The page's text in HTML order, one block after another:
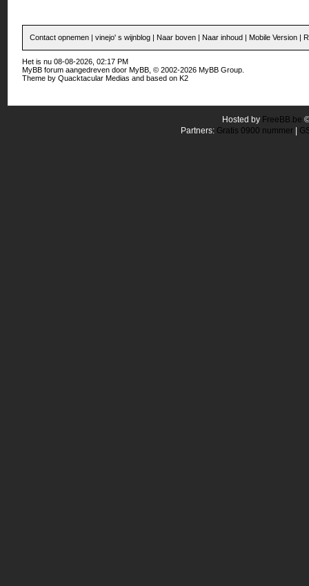
Contact opnemen |vinejo' s wijnblog | Naar boven | Naar inhoud | Mobile Version |
Het is nu 08-08-2026, 02:17 PM
MyBB forum aangedreven doorMyBB , © 2002-2026MyBB Group
Theme byQuacktacular Medias and based onK2
Hosted by FreeBB.be
Partners: Gratis 0900 nummer|